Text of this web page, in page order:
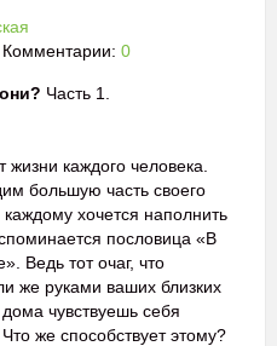
Комментарии: 0
Часть 1.
каждого человека.
большую часть своего
хочется наполнить
пословица «В
Ведь тот очаг, что
же руками ваших близких
чувствуешь себя
же способствует этому?